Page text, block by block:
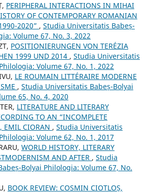
PERIPHERAL INTERACTIONS IN MIHAI
OF CONTEMPORARY ROMANIAN
2020” , Studia Universitatis Babeș-
Volume 67, No. 3, 2022
POSITIONIERUNGEN VON TERÉZIA
1999 UND 2014 , Studia Universitatis
Volume 67, No. 1, 2022
LE ROUMAIN LITTÉRAIRE MODERNE
, Studia Universitatis Babeș-Bolyai
65, No. 4, 2020
LITERATURE AND LITERARY
TO AN “INCOMPLETE
EMIL CIORAN , Studia Universitatis
Volume 62, No. 1, 2017
WORLD HISTORY, LITERARY
AND AFTER , Studia
Bolyai Philologia: Volume 67, No.
BOOK REVIEW: COSMIN CIOTLOȘ,